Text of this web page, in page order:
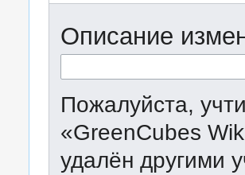
Описание
Пожалуйста,
«GreenCubes
удалён другими